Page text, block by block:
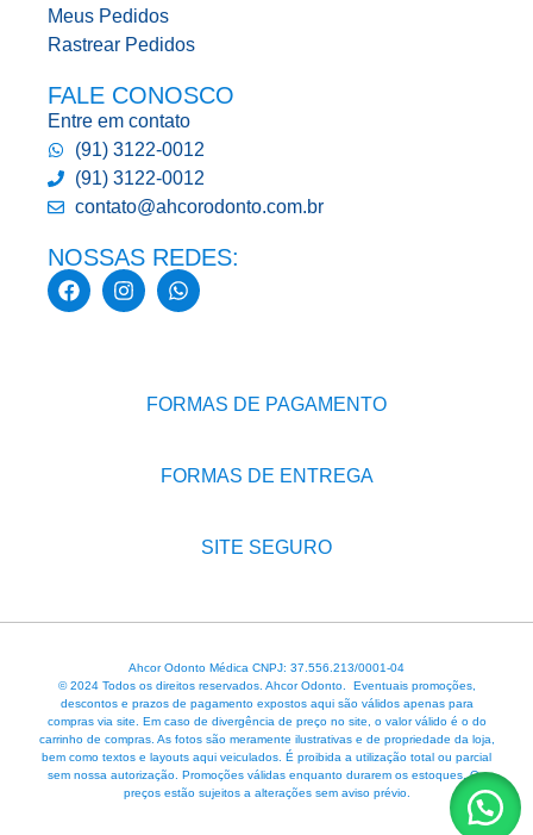
Meus Pedidos
Rastrear Pedidos
FALE CONOSCO
Entre em contato
(91) 3122-0012
(91) 3122-0012
contato@ahcorodonto.com.br
NOSSAS REDES:
FORMAS DE PAGAMENTO
FORMAS DE ENTREGA
SITE SEGURO
Ahcor Odonto Médica CNPJ: 37.556.213/0001-04
© 2024 Todos os direitos reservados. Ahcor Odonto. Eventuais promoções,
descontos e prazos de pagamento expostos aqui são válidos apenas para
compras via site. Em caso de divergência de preço no site, o valor válido é o do
carrinho de compras. As fotos são meramente ilustrativas e de propriedade da loja,
bem como textos e layouts aqui veiculados. É proibida a utilização total ou parcial
sem nossa autorização. Promoções válidas enquanto durarem os estoques. Os
preços estão sujeitos a alterações sem aviso prévio.